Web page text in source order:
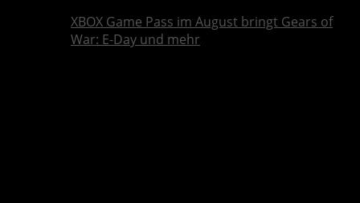
XBOX Game Pass im August bringt Gears of
War: E-Day und mehr